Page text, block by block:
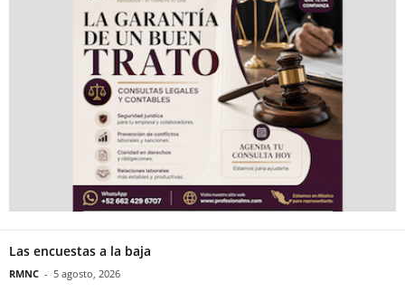
Las encuestas a la baja
RMNC - 5 agosto, 2026